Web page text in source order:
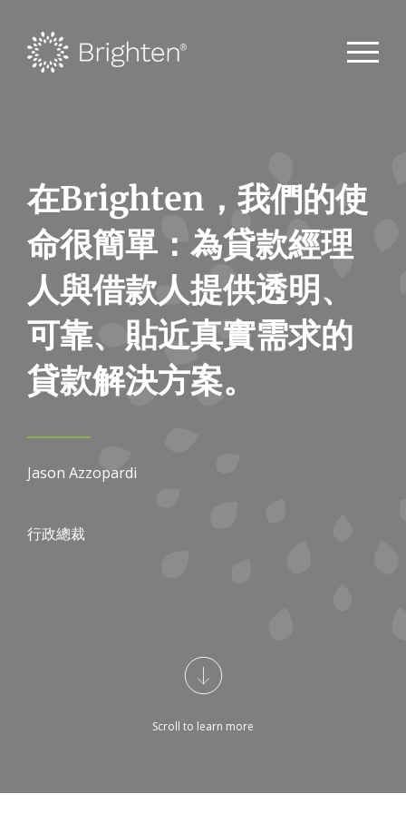
在Brighten，我們的使
命很簡單：為貸款經理
人與借款人提供透明、
可靠、貼近真實需求的
貸款解決方案。
Jason Azzopardi
行政總裁
Scroll to learn more